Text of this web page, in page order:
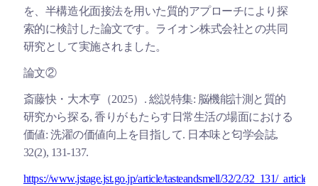
を、半構造化面接法を用いた質的アプローチにより探
索的に検討した論文です。ライオン株式会社との共同
研究として実施されました。
論文②
斎藤快・大木亨（2025）. 総説特集: 脳機能計測と質的
研究から探る, 香りがもたらす日常生活の場面における
価値: 洗濯の価値向上を目指して. 日本味と匂学会誌,
32(2), 131-137.
https://www.jstage.jst.go.jp/article/tasteandsmell/32/2/32_131/_article/-